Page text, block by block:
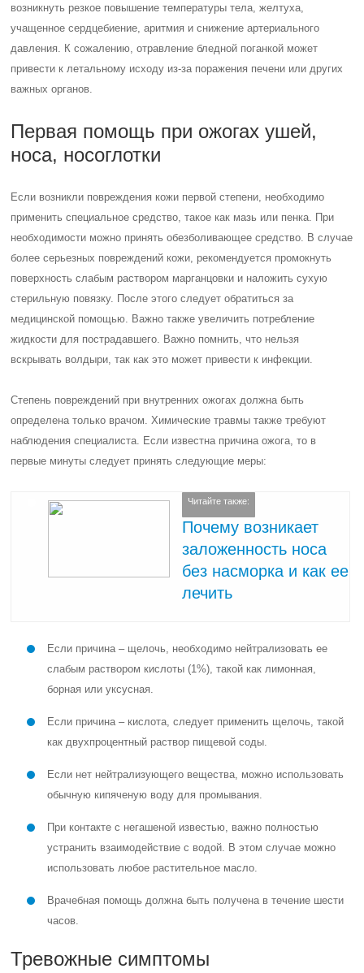
возникнуть резкое повышение температуры тела, желтуха,
учащенное сердцебиение, аритмия и снижение артериального
давления. К сожалению, отравление бледной поганкой может
привести к летальному исходу из-за поражения печени или других
важных органов.
Первая помощь при ожогах ушей,
носа, носоглотки
Если возникли повреждения кожи первой степени, необходимо
применить специальное средство, такое как мазь или пенка. При
необходимости можно принять обезболивающее средство. В случае
более серьезных повреждений кожи, рекомендуется промокнуть
поверхность слабым раствором марганцовки и наложить сухую
стерильную повязку. После этого следует обратиться за
медицинской помощью. Важно также увеличить потребление
жидкости для пострадавшего. Важно помнить, что нельзя
вскрывать волдыри, так как это может привести к инфекции.
Степень повреждений при внутренних ожогах должна быть
определена только врачом. Химические травмы также требуют
наблюдения специалиста. Если известна причина ожога, то в
первые минуты следует принять следующие меры:
Читайте также:
Почему возникает
заложенность носа
без насморка и как ее
лечить
Если причина – щелочь, необходимо нейтрализовать ее
слабым раствором кислоты (1%), такой как лимонная,
борная или уксусная.
Если причина – кислота, следует применить щелочь, такой
как двухпроцентный раствор пищевой соды.
Если нет нейтрализующего вещества, можно использовать
обычную кипяченую воду для промывания.
При контакте с негашеной известью, важно полностью
устранить взаимодействие с водой. В этом случае можно
использовать любое растительное масло.
Врачебная помощь должна быть получена в течение шести
часов.
Тревожные симптомы